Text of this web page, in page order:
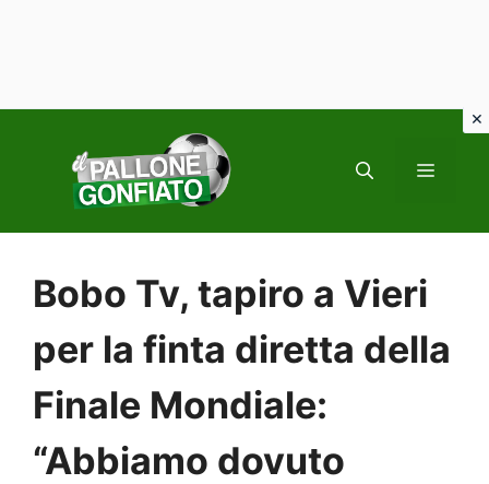
contenuto
MENU
Bobo Tv, tapiro a Vieri
per la finta diretta della
Finale Mondiale:
“Abbiamo dovuto